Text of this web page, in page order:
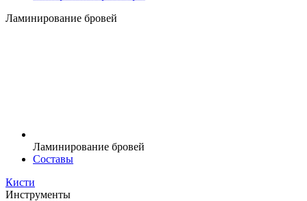
Ламинирование бровей
Ламинирование бровей
Составы
Кисти
Инструменты